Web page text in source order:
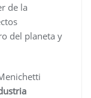
de la
del planeta y